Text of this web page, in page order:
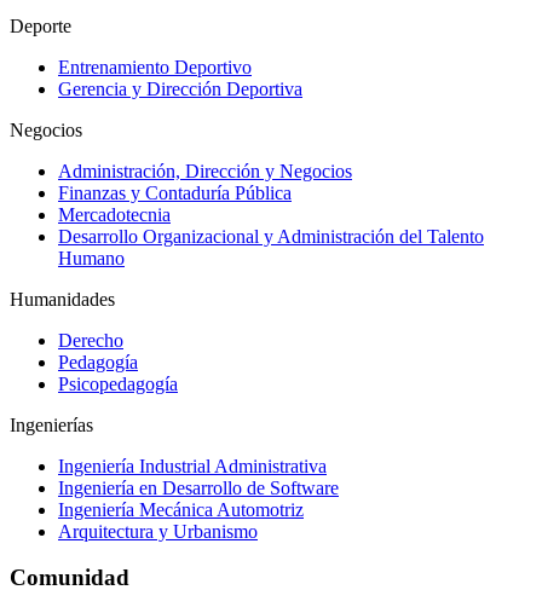
Deporte
Entrenamiento Deportivo
Gerencia y Dirección Deportiva
Negocios
Administración, Dirección y Negocios
Finanzas y Contaduría Pública
Mercadotecnia
Desarrollo Organizacional y Administración del Talento
Humano
Humanidades
Derecho
Pedagogía
Psicopedagogía
Ingenierías
Ingeniería Industrial Administrativa
Ingeniería en Desarrollo de Software
Ingeniería Mecánica Automotriz
Arquitectura y Urbanismo
Comunidad